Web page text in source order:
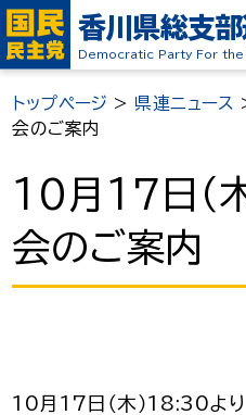
香川県総支
Democratic Party For the
トップページ > 県連ニュース
会のご案内
10月17日（
会のご案内
10月17日（木）18:30よ